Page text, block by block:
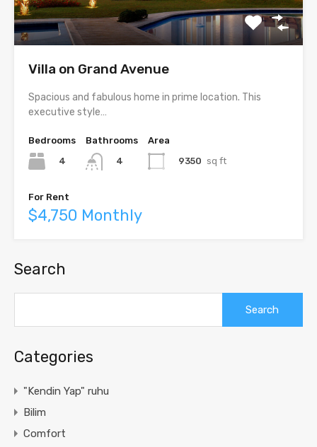
Villa on Grand Avenue
Spacious and fabulous home in prime location. This
executive style…
Bedrooms
4
Bathrooms
4
Area
9350 sq ft
For Rent
$4,750 Monthly
Search
Categories
"Kendin Yap" ruhu
Bilim
Comfort